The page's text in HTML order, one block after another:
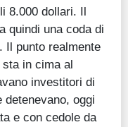
8.000 dollari. Il
quindi una coda di
Il punto realmente
in cima al
investitori di
detenevano, oggi
e con cedole da